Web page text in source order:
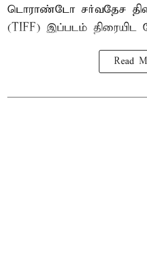
டொராண்டோ சர்வதேச
(TIFF) இப்படம் திரையிட
Read